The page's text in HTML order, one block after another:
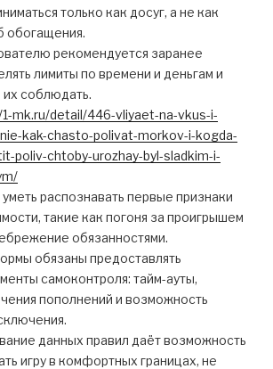
только как досуг, а не как
обогащения.
рекомендуется заранее
лимиты по времени и деньгам и
их соблюдать.
mk.ru/detail/446-vliyaet-na-vkus-i-
kak-chasto-polivat-morkov-i-kogda-
poliv-chtoby-urozhay-byl-sladkim-i-
распознавать первые признаки
такие как погоня за проигрышем
обязанностями.
обязаны предоставлять
самоконтроля: тайм-ауты,
пополнений и возможность
данных правил даёт возможность
игру в комфортных границах, не